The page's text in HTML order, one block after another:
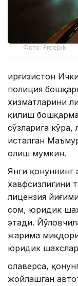
Фото: Freepik
Қирғизистон
полиция
хизматларини
қилиш
сўзларига
исталган
олиш мумкин.
Янги қонуннинг
хавфсизлигини
лицензия
сом, юридик
этади.
жарима
юридик
Қолаверса,
жойлашган